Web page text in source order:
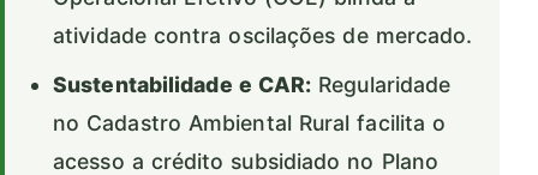
atividade contra oscilações de mercado.
Sustentabilidade e CAR: Regularidade
no Cadastro Ambiental Rural facilita o
acesso a crédito subsidiado no Plano